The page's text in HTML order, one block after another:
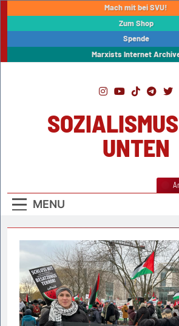
Mach mit bei SVU!
Zum Shop
Spende
Marxists Internet
UNTEN
MENU